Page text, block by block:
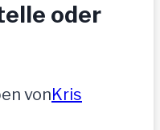
oder
vonKris